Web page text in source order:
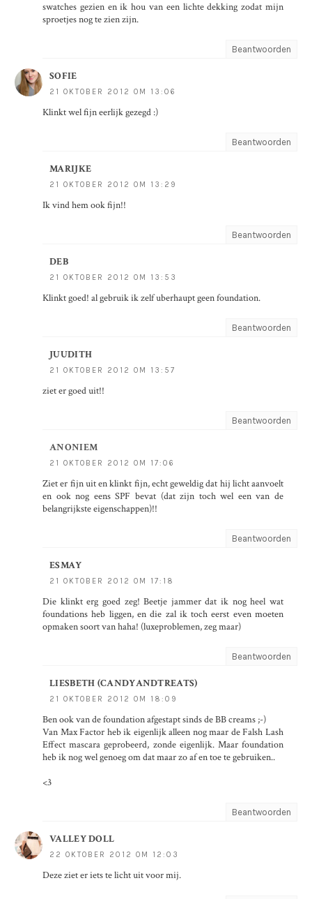
swatches gezien en ik hou van een lichte dekking zodat mijn
sproetjes nog te zien zijn.
Beantwoorden
SOFIE
21 OKTOBER 2012 OM 13:06
Klinkt wel fijn eerlijk gezegd :)
Beantwoorden
MARIJKE
21 OKTOBER 2012 OM 13:29
Ik vind hem ook fijn!!
Beantwoorden
DEB
21 OKTOBER 2012 OM 13:53
Klinkt goed! al gebruik ik zelf uberhaupt geen foundation.
Beantwoorden
JUUDITH
21 OKTOBER 2012 OM 13:57
ziet er goed uit!!
Beantwoorden
ANONIEM
21 OKTOBER 2012 OM 17:06
Ziet er fijn uit en klinkt fijn, echt geweldig dat hij licht aanvoelt
en ook nog eens SPF bevat (dat zijn toch wel een van de
belangrijkste eigenschappen)!!
Beantwoorden
ESMAY
21 OKTOBER 2012 OM 17:18
Die klinkt erg goed zeg! Beetje jammer dat ik nog heel wat
foundations heb liggen, en die zal ik toch eerst even moeten
opmaken soort van haha! (luxeproblemen, zeg maar)
Beantwoorden
LIESBETH (CANDYANDTREATS)
21 OKTOBER 2012 OM 18:09
Ben ook van de foundation afgestapt sinds de BB creams ;-)
Van Max Factor heb ik eigenlijk alleen nog maar de Falsh Lash
Effect mascara geprobeerd, zonde eigenlijk. Maar foundation
heb ik nog wel genoeg om dat maar zo af en toe te gebruiken..
<3
Beantwoorden
VALLEY DOLL
22 OKTOBER 2012 OM 12:03
Deze ziet er iets te licht uit voor mij.